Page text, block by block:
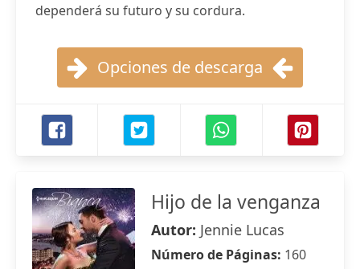
dependerá su futuro y su cordura.
Opciones de descarga
Hijo de la venganza
Autor: Jennie Lucas
Número de Páginas: 160